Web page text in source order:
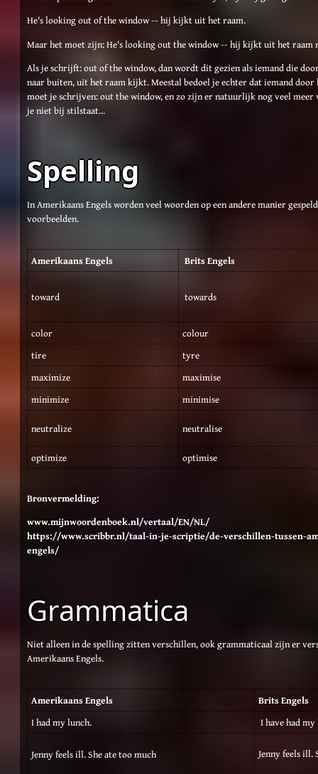
He's looking out of the window -- hij kijkt uit het raam.
Maar het moet zijn: He's looking out the window -- hij kijkt uit het raam
Als je schrijft: out of the window, dan wordt dit gezien als iemand die
naar buiten, uit het raam kijkt. Meestal bedoel je echter dat iemand
moet je schrijven: out the window, en zo zijn er natuurlijk nog veel meer
je niet bij stilstaat...
Spelling
In Amerikaans Engels worden veel woorden op een andere manier
voorbeelden.
Amerikaans Engels Brits Engels
toward towards
color
colour
tire
tyre
maximize
maximise
minimize
minimise
neutralize neutralise
optimize optimise
Bronvermelding:
www.mijnwoordenboek.nl/vertaal/EN/NL/
https://www.scribbr.nl/taal-in-je-scriptie/de-verschillen-tussen-
engels/
Grammatica
Niet alleen in de spelling zitten verschillen, ook grammaticaal zijn er
Amerikaans Engels.
Amerikaans Engels
Brits Engels
I had my lunch.
I have had
Jenny feels ill. She ate too much Jenny feels ill.